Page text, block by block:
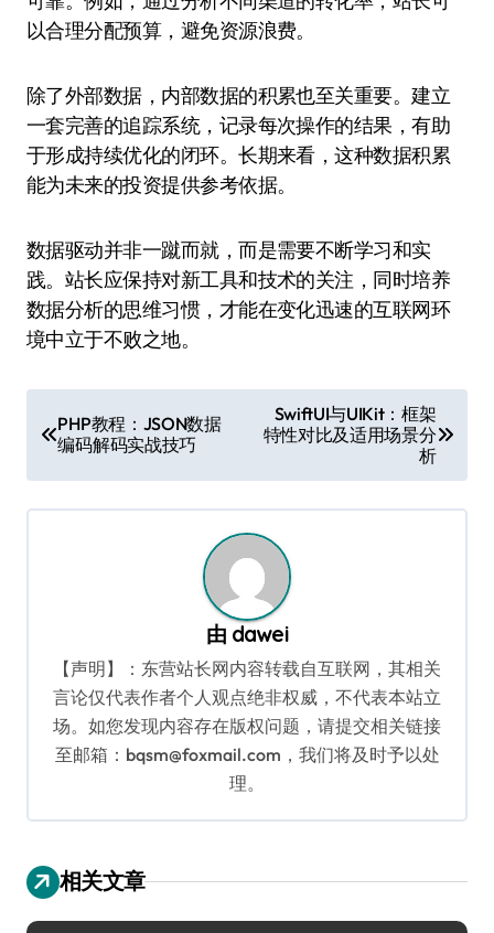
以合理分配预算，避免资源浪费。
除了外部数据，内部数据的积累也至关重要。建立
一套完善的追踪系统，记录每次操作的结果，有助
于形成持续优化的闭环。长期来看，这种数据积累
能为未来的投资提供参考依据。
数据驱动并非一蹴而就，而是需要不断学习和实
践。站长应保持对新工具和技术的关注，同时培养
数据分析的思维习惯，才能在变化迅速的互联网环
境中立于不败之地。
章
导
航
PHP教程：JSON数据
编码解码实战技巧
SwiftUI与UIKit：框架
特性对比及适用场景分
析
由 dawei
【声明】：东营站长网内容转载自互联网，其相关
言论仅代表作者个人观点绝非权威，不代表本站立
场。如您发现内容存在版权问题，请提交相关链接
至邮箱：bqsm@foxmail.com，我们将及时予以处
理。
相关文章